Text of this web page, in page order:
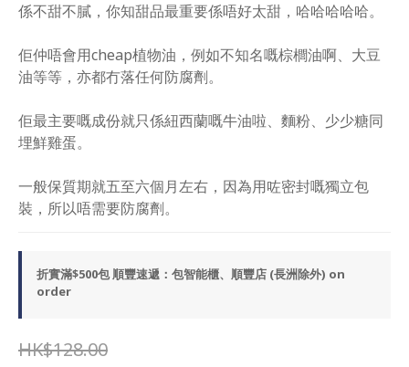
係不甜不膩，你知甜品最重要係唔好太甜，哈哈哈哈哈。
佢仲唔會用cheap植物油，例如不知名嘅棕櫚油啊、大豆
油等等，亦都冇落任何防腐劑。
佢最主要嘅成份就只係紐西蘭嘅牛油啦、麵粉、少少糖同
埋鮮雞蛋。
一般保質期就五至六個月左右，因為用咗密封嘅獨立包
裝，所以唔需要防腐劑。
折實滿$500包 順豐速遞：包智能櫃、順豐店 (長洲除外) on
order
HK$128.00